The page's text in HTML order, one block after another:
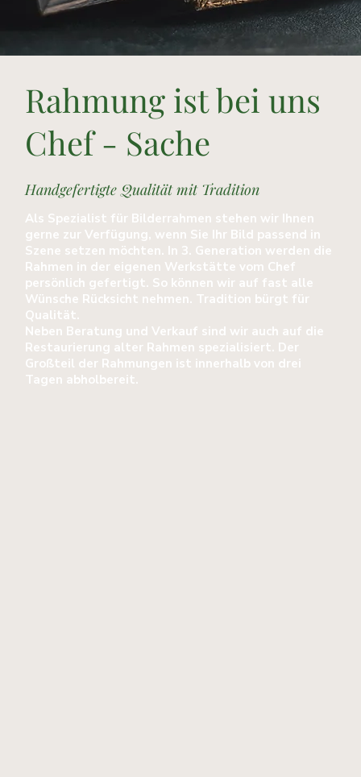
Rahmung ist bei uns
Chef - Sache
Handgefertigte Qualität mit Tradition
Als Spezialist für Bilderrahmen stehen wir Ihnen
gerne zur Verfügung, wenn Sie Ihr Bild passend in
Szene setzen möchten. In 3. Generation werden die
Rahmen in der eigenen Werkstätte vom Chef
persönlich gefertigt. So können wir auf fast alle
Wünsche Rücksicht nehmen. Tradition bürgt für
Qualität.
Neben Beratung und Verkauf sind wir auch auf die
Restaurierung alter Rahmen spezialisiert. Der
Großteil der Rahmungen ist innerhalb von drei
Tagen abholbereit.